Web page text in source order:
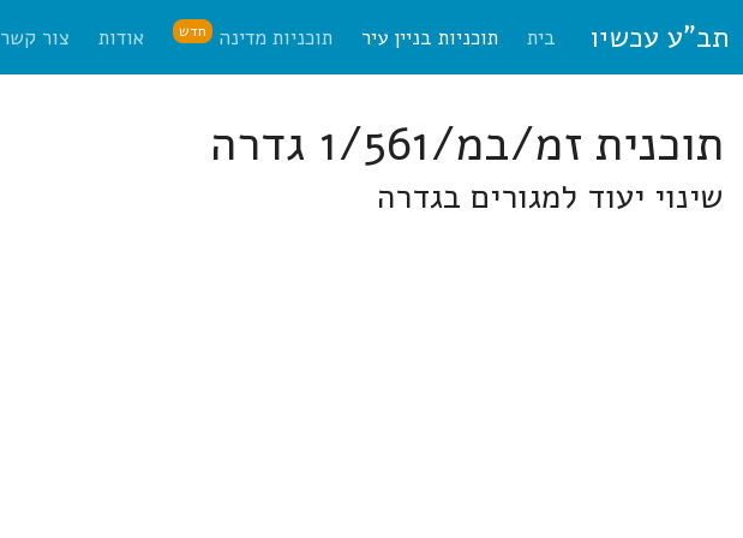
תב"ע עכשיו בית תוכניות בניין עיר תוכניות מדינה חדש אודות צור קשר
תוכנית זמ/במ/1/561 גדרה
שינוי יעוד למגורים בגדרה